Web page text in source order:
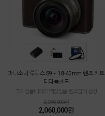
파나소닉 루믹스 S9 + 18-40mm 렌즈 키트
티타늄골드
추가정품배터리 액정필름 렌즈필터 증정
2,090,000원
2,060,000원